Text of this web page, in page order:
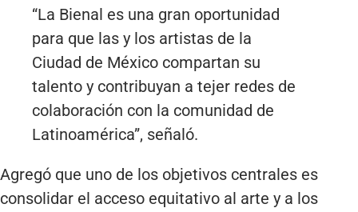
“La Bienal es una gran oportunidad
para que las y los artistas de la
Ciudad de México compartan su
talento y contribuyan a tejer redes de
colaboración con la comunidad de
Latinoamérica”, señaló.
Agregó que uno de los objetivos centrales es
consolidar el acceso equitativo al arte y a los